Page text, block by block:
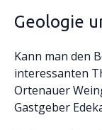
Geologie
Kann man den
interessanten
Ortenauer
Gastgeber